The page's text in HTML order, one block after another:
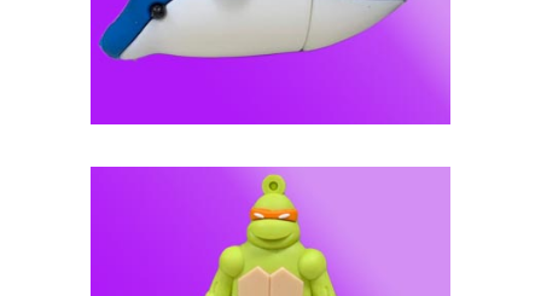
فلش مموری عروسکی -- کد J110